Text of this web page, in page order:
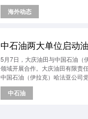
海外动态
中石油两大单位启动
5月7日，大庆油田与中国石油（
领域开展合作。大庆油田有限责
中国石油（伊拉克）哈法亚公司
中石油